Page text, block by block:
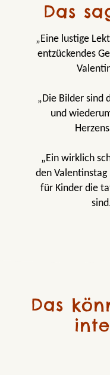
Das
„Eine lustige
entzückendes
„Die Bilder sind
und
„Ein wirklich
den
für Kinder die
Das